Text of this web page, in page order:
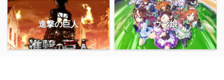
進撃の巨人 ウマ娘